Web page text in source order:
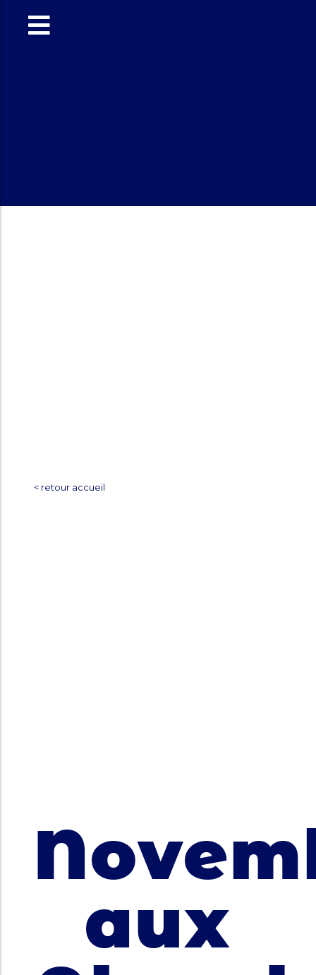
< retour accueil
aux